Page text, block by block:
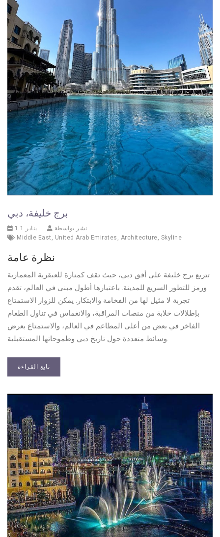
برج خليفة، دبي
1 يناير 1
نشر بواسطة
Middle East
United Arab Emirates Architecture Skyline
نظرة عامة
تتربع برج خليفة على أفق دبي، حيث تقف كمنارة للعبقرية المعمارية
ورمز للتطور السريع للمدينة. باعتبارها أطول مبنى في العالم، تقدم
تجربة لا مثيل لها من الفخامة والابتكار. يمكن للزوار الاستمتاع
بإطلالات خلابة من منصات المراقبة، والانغماس في تناول الطعام
الفاخر في بعض من أعلى المطاعم في العالم، والاستمتاع بعرض
تابع القراءة